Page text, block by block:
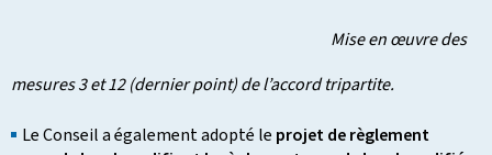
Mise en œuvre des
mesures 3 et 12 (dernier point) de l’accord tripartite.
Le Conseil a également adopté le projet de règlement